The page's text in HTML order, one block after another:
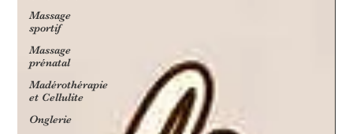
Massage
sportif
Massage
prénatal
Madérothérapie
et Cellulite
Onglerie